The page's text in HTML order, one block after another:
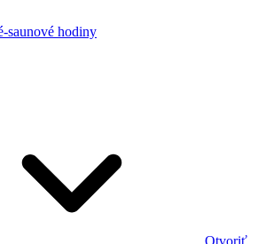
saunové hodiny
Otvoriť